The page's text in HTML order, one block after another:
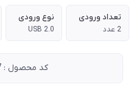
تعداد ورودی
2 عدد
نوع ورودی
USB 2.0
کد محصول : 173625637